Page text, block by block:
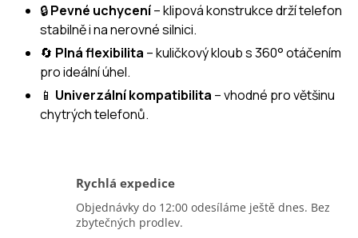
🔒Pevné uchycení– klipová konstrukce drží telefon
stabilně i na nerovné silnici.
🔄 Plná flexibilita – kuličkový kloub s 360° otáčením
pro ideální úhel.
📱 Univerzální kompatibilita – vhodné pro většinu
chytrých telefonů.
Rychlá expedice
Objednávky do 12:00 odesíláme ještě dnes. Bez
zbytečných prodlev.